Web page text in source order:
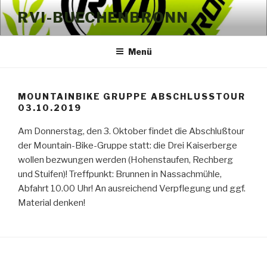
Zum
Inhalt
springen
RVI-BUECHENBRONN
Menü
MOUNTAINBIKE GRUPPE ABSCHLUSSTOUR
03.10.2019
Am Donnerstag, den 3. Oktober findet die Abschlußtour
der Mountain-Bike-Gruppe statt: die Drei Kaiserberge
wollen bezwungen werden (Hohenstaufen, Rechberg
und Stuifen)! Treffpunkt: Brunnen in Nassachmühle,
Abfahrt 10.00 Uhr! An ausreichend Verpflegung und ggf.
Material denken!